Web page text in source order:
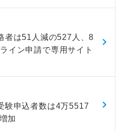
者は51人減の527人、8
イン申請で専用サイト
験申込者数は4万5517
加